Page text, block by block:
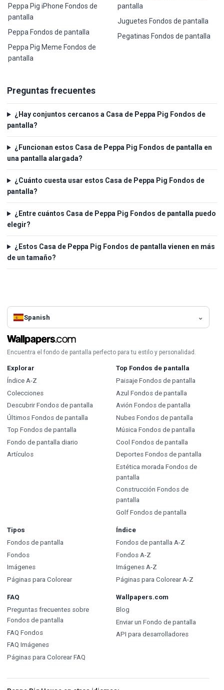
Peppa Pig iPhone Fondos de
pantalla
Peppa Fondos de pantalla
Peppa Pig Meme Fondos de
pantalla
pantalla
Juguetes Fondos de pantalla
Pegatinas Fondos de pantalla
Preguntas frecuentes
¿Hay conjuntos cercanos a Casa de Peppa Pig Fondos de
pantalla?
¿Funcionan estos Casa de Peppa Pig Fondos de pantalla en
una pantalla alargada?
¿Cuánto cuesta usar estos Casa de Peppa Pig Fondos de
pantalla?
¿Entre cuántos Casa de Peppa Pig Fondos de pantalla puedo
elegir?
¿Estos Casa de Peppa Pig Fondos de pantalla vienen en más
de un tamaño?
Spanish
Encuentra el fondo de pantalla perfecto para tu estilo y personalidad.
Explorar
Índice A-Z
Colecciones
Descubrir Fondos de pantalla
Últimos Fondos de pantalla
Top Fondos de pantalla
Fondo de pantalla diario
Artículos
Top Fondos de pantalla
Paisaje Fondos de pantalla
Azul Fondos de pantalla
Avión Fondos de pantalla
Nubes Fondos de pantalla
Música Fondos de pantalla
Cool Fondos de pantalla
Deportes Fondos de pantalla
Estética morada Fondos de
pantalla
Construcción Fondos de
pantalla
Golf Fondos de pantalla
Tipos
Fondos de pantalla
Fondos
Imágenes
Páginas para Colorear
Índice
Fondos de pantalla A-Z
Fondos A-Z
Imágenes A-Z
Páginas para Colorear A-Z
FAQ
Preguntas frecuentes sobre
Fondos de pantalla
FAQ Fondos
FAQ Imágenes
Páginas para Colorear FAQ
Wallpapers.com
Blog
Enviar un Fondo de pantalla
API para desarrolladores